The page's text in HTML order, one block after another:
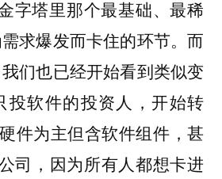
字塔里那个最基础、最稀
求爆发而卡住的环节。而
们也已经开始看到类似变
投软件的投资人，开始转
件为主但含软件组件，甚
司，因为所有人都想卡进